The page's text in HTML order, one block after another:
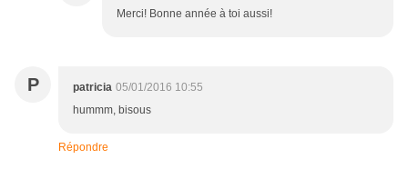
Merci! Bonne année à toi aussi!
P patricia 05/01/2016 10:55
hummm, bisous
Répondre